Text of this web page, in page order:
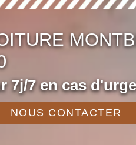
7j/7 en cas
NOUS CONTACTER